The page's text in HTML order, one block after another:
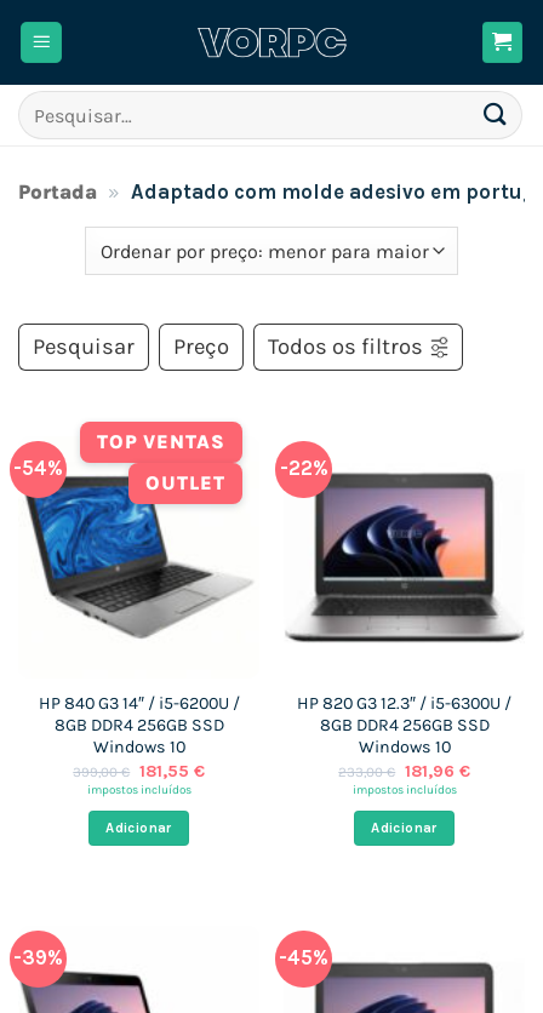
Pesquisar
por:
Portada » Adaptado com molde adesivo em
Pesquisar Preço Todos os filtros
-54%
TOP VENTAS
OUTLET
HP 840 G3 14″ / i5-6200U /
8GB DDR4 256GB SSD
Windows 10
399,00€ O
preço
era:
399,00 €.
181,55 €O
impostos incluídos
Adicionar
-22%
HP 820 G3 12.3″ / i5-6300U /
8GB DDR4 256GB SSD
Windows 10
233,00€ O
preço
era:
233,00 €.
181,96 €O
impostos incluídos
Adicionar
-39% -45%